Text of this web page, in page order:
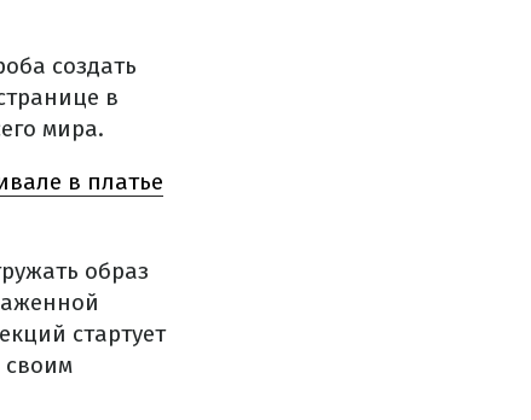
создать
в
мира.
в платье
образ
стартует
своим